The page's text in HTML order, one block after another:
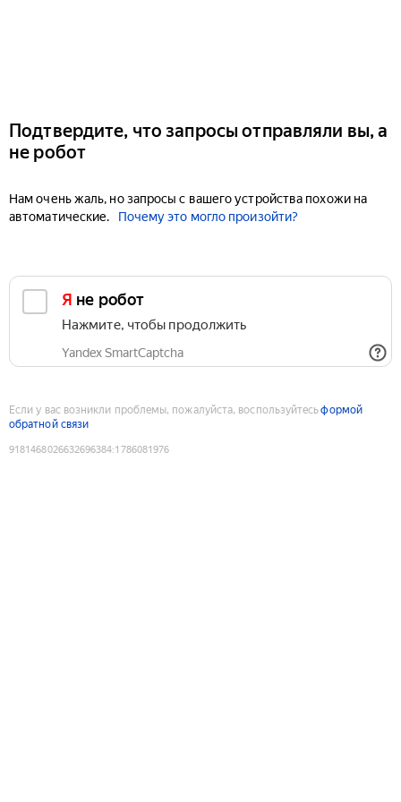
Подтвердите, что запросы отправляли вы, а
не робот
Нам очень жаль, но запросы с вашего устройства похожи на
автоматические.
Почему это могло произойти?
Я не робот
Нажмите, чтобы продолжить
Yandex SmartCaptcha
Если у вас возникли проблемы, пожалуйста, воспользуйтесьформой
обратной связи
9181468026632696384:1786081976